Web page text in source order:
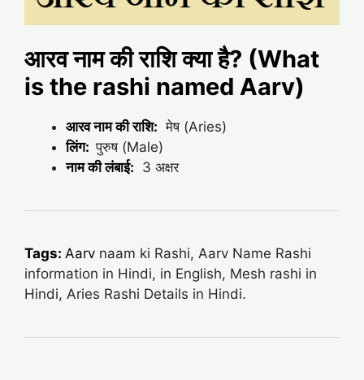
आरव नाम की राशि क्या है? (What
is the rashi named Aarv)
आरव नाम की राशि: मेष (Aries)
लिंग: पुरुष (Male)
नाम की लंबाई: 3 अक्षर
Tags: Aarv naam ki Rashi, Aarv Name Rashi
information in Hindi, in English, Mesh rashi in
Hindi, Aries Rashi Details in Hindi.